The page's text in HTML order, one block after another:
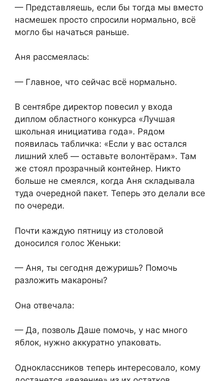
— Представляешь, если бы тогда мы вместо
насмешек просто спросили нормально, всё
могло бы начаться раньше.
Аня рассмеялась:
— Главное, что сейчас всё нормально.
В сентябре директор повесил у входа
диплом областного конкурса «Лучшая
школьная инициатива года». Рядом
появилась табличка: «Если у вас остался
лишний хлеб — оставьте волонтёрам». Там
же стоял прозрачный контейнер. Никто
больше не смеялся, когда Аня складывала
туда очередной пакет. Теперь это делали все
по очереди.
Почти каждую пятницу из столовой
доносился голос Женьки:
— Аня, ты сегодня дежуришь? Помочь
разложить макароны?
Она отвечала:
— Да, позволь Даше помочь, у нас много
яблок, нужно аккуратно упаковать.
Одноклассников теперь интересовало, кому